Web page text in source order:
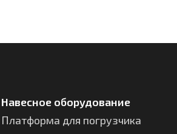
Навесное оборудование
Платформа для погрузчика